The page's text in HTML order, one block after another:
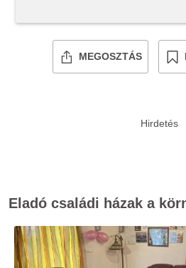
MEGOSZTÁS
Eladó családi házak a